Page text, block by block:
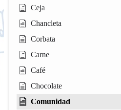
Ceja
Chancleta
Corbata
Carne
Café
Chocolate
Comunidad